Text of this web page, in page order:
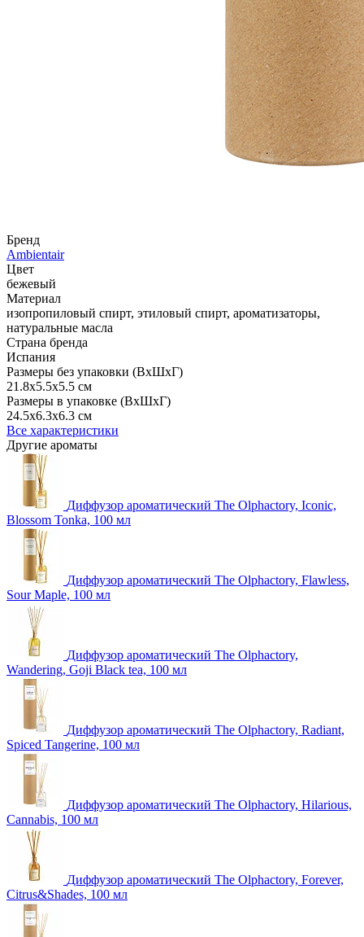
Бренд
Ambientair
Цвет
бежевый
Материал
изопропиловый спирт, этиловый спирт, ароматизаторы,
натуральные масла
Страна бренда
Испания
Размеры без упаковки (ВхШхГ)
21.8x5.5x5.5 см
Размеры в упаковке (ВхШхГ)
24.5x6.3x6.3 см
Все характеристики
Другие ароматы
Диффузор ароматический The Olphactory, Iconic,
Blossom Tonka, 100 мл
Диффузор ароматический The Olphactory, Flawless,
Sour Maple, 100 мл
Диффузор ароматический The Olphactory,
Wandering, Goji Black tea, 100 мл
Диффузор ароматический The Olphactory, Radiant,
Spiced Tangerine, 100 мл
Диффузор ароматический The Olphactory, Hilarious,
Cannabis, 100 мл
Диффузор ароматический The Olphactory, Forever,
Citrus&Shades, 100 мл